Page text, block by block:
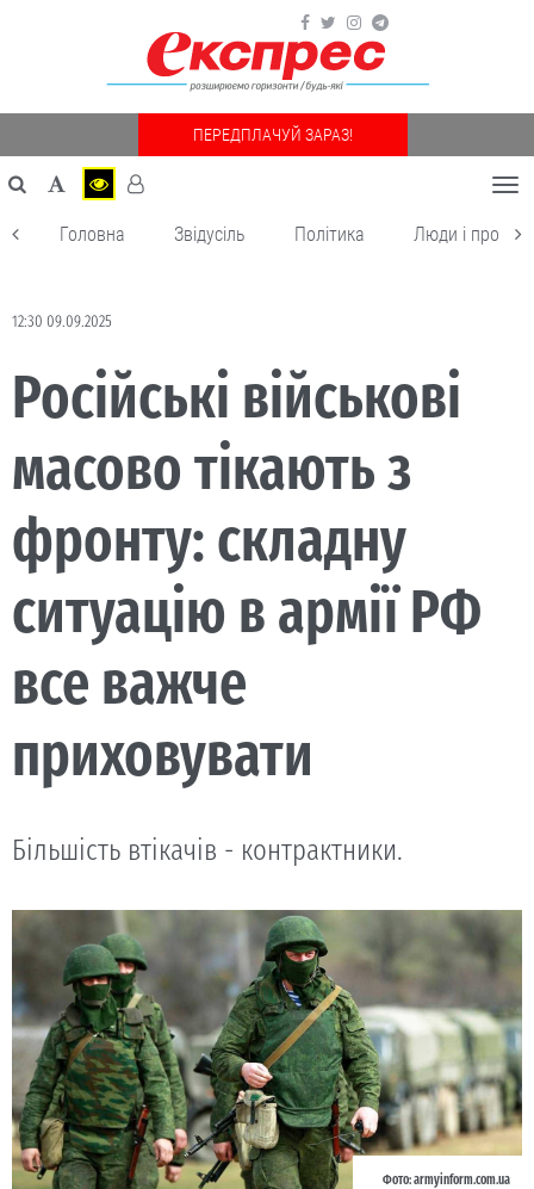
ПЕРЕДПЛАЧУЙ ЗАРАЗ!
Головна Звідусіль Політика Люди і
12:30 09.09.2025
Російські військові
масово тікають з
фронту: складну
ситуацію в армії РФ
все важче
приховувати
Більшість втікачів - контрактники.
Фото: armyinform.com.ua